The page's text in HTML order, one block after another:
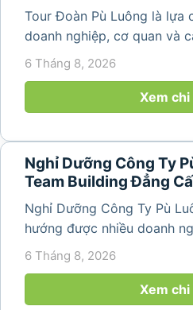
Tour Đoàn Pù Luông là lựa
doanh nghiệp, cơ quan và
hợp nghỉ dưỡng, tham
nguyên sơ, không khí...
6 Tháng 8, 2026
Xem
Nghỉ Dưỡng Công Ty
Team Building Đẳng
Nghỉ Dưỡng Công Ty Pù
hướng được nhiều doanh
hợp giữa nghỉ ngơi, tái tạo
dựng tinh thần đồng đội.
lịch đơn thuần, nhiều công
6 Tháng 8, 2026
Xem